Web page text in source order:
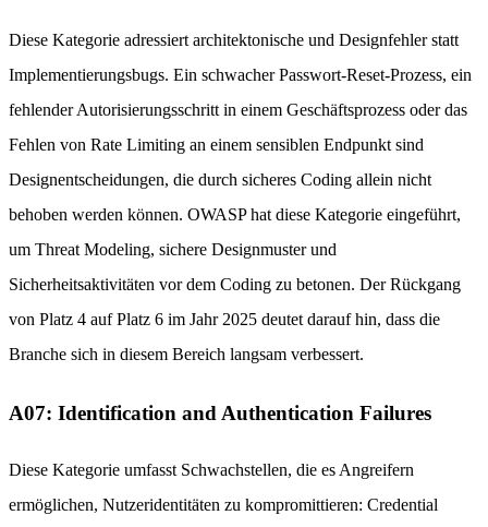
Diese Kategorie adressiert architektonische und Designfehler statt
Implementierungsbugs. Ein schwacher Passwort-Reset-Prozess, ein
fehlender Autorisierungsschritt in einem Geschäftsprozess oder das
Fehlen von Rate Limiting an einem sensiblen Endpunkt sind
Designentscheidungen, die durch sicheres Coding allein nicht
behoben werden können. OWASP hat diese Kategorie eingeführt,
um Threat Modeling, sichere Designmuster und
Sicherheitsaktivitäten vor dem Coding zu betonen. Der Rückgang
von Platz 4 auf Platz 6 im Jahr 2025 deutet darauf hin, dass die
Branche sich in diesem Bereich langsam verbessert.
A07: Identification and Authentication Failures
Diese Kategorie umfasst Schwachstellen, die es Angreifern
ermöglichen, Nutzeridentitäten zu kompromittieren: Credential